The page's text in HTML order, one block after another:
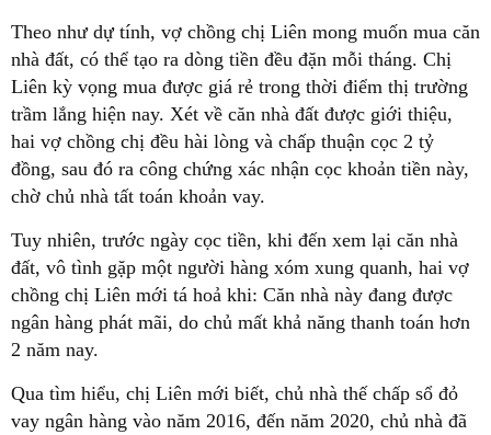
Theo như dự tính, vợ chồng chị Liên mong muốn mua căn
nhà đất, có thể tạo ra dòng tiền đều đặn mỗi tháng. Chị
Liên kỳ vọng mua được giá rẻ trong thời điểm thị trường
trầm lắng hiện nay. Xét về căn nhà đất được giới thiệu,
hai vợ chồng chị đều hài lòng và chấp thuận cọc 2 tỷ
đồng, sau đó ra công chứng xác nhận cọc khoản tiền này,
chờ chủ nhà tất toán khoản vay.
Tuy nhiên, trước ngày cọc tiền, khi đến xem lại căn nhà
đất, vô tình gặp một người hàng xóm xung quanh, hai vợ
chồng chị Liên mới tá hoả khi: Căn nhà này đang được
ngân hàng phát mãi, do chủ mất khả năng thanh toán hơn
2 năm nay.
Qua tìm hiểu, chị Liên mới biết, chủ nhà thế chấp sổ đỏ
vay ngân hàng vào năm 2016, đến năm 2020, chủ nhà đã